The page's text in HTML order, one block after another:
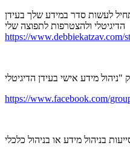
לעשות סדר במידע שלך בעידן
הדיגיטלי ולהצטרפות לתפוצה שלי
https://www.debbiekatzav.com/
https://www.facebook.com/